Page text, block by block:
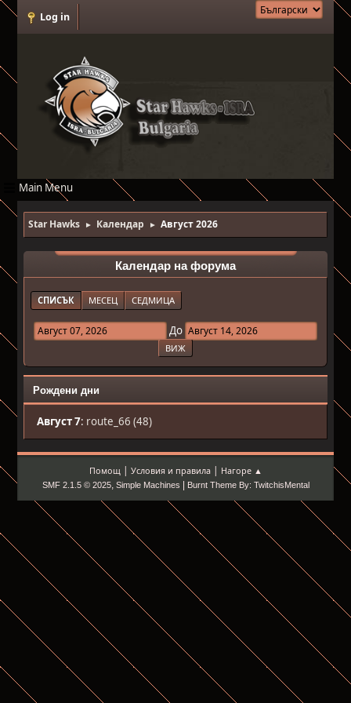
Log in
Main Menu
Star Hawks ► Календар ► Август 2026
Календар на форума
СПИСЪК МЕСЕЦ СЕДМИЦА
До
Рождени дни
Август 7: route_66 (48)
Помощ| Условия и правила| Нагоре ▲
SMF 2.1.5 © 2025, Simple Machines Burnt Theme By: TwitchisMental